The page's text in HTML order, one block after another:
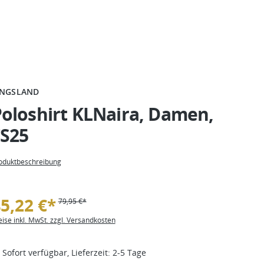
KLNaira, Damen,
€* 79,95 €*
inkl. MwSt. zzgl. Versandkosten
Sofort verfügbar, Lieferzeit: 2-5 Tage